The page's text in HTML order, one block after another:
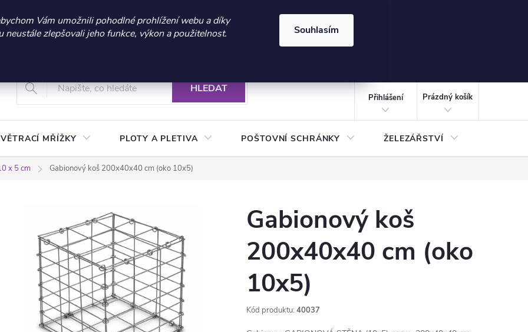
sleva 300 Kč při nákupu nad 3.000 Kč | Platnost do 21.9.2026 ⏰ | Kód: LÉTO2026
Vám umožnili pohodlné prohlížení webu a díky
neustále zlepšovali jeho funkce, výkon a použitelnost.
Souhlasím
+420 604 269 200
Vrácení a reklamace zboží Podmínky ochrany osobních údajů
HLEDAT
Přihlášení
KOŠÍK
Prázdný košík
VĚTRACÍ MŘÍŽKY PLOTY A PLETIVA POŠTOVNÍ SCHRÁNKY ŽELEZÁŘSTVÍ
x 5 cm Gabionový koš 200x40x40 cm (oko 10x5)
Gabionový koš
200x40x40 cm (oko
10x5)
Kód produktu: 40037